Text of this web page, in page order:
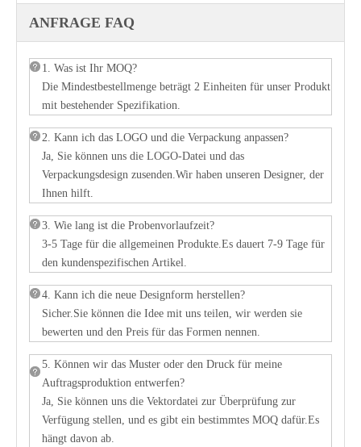
ANFRAGE FAQ
1. Was ist Ihr MOQ?
Die Mindestbestellmenge beträgt 2 Einheiten für unser Produkt
mit bestehender Spezifikation.
2. Kann ich das LOGO und die Verpackung anpassen?
Ja, Sie können uns die LOGO-Datei und das
Verpackungsdesign zusenden.Wir haben unseren Designer, der
Ihnen hilft.
3. Wie lang ist die Probenvorlaufzeit?
3-5 Tage für die allgemeinen Produkte.Es dauert 7-9 Tage für
den kundenspezifischen Artikel.
4. Kann ich die neue Designform herstellen?
Sicher.Sie können die Idee mit uns teilen, wir werden sie
bewerten und den Preis für das Formen nennen.
5. Können wir das Muster oder den Druck für meine
Auftragsproduktion entwerfen?
Ja, Sie können uns die Vektordatei zur Überprüfung zur
Verfügung stellen, und es gibt ein bestimmtes MOQ dafür.Es
hängt davon ab.